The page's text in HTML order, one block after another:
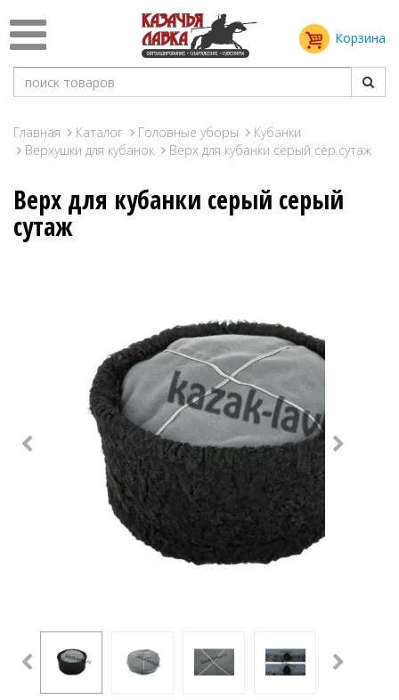
Корзина
Главная Каталог Головные уборы
Кубанки
Верхушки для кубанок
Верх для кубанки серый сер.сутаж
Верх для кубанки серый серый
сутаж